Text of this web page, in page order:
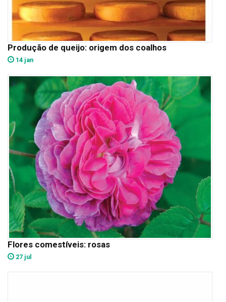
Produção de queijo: origem dos coalhos
14 jan
Flores comestíveis: rosas
27 jul